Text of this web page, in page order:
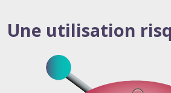
Une utilisation